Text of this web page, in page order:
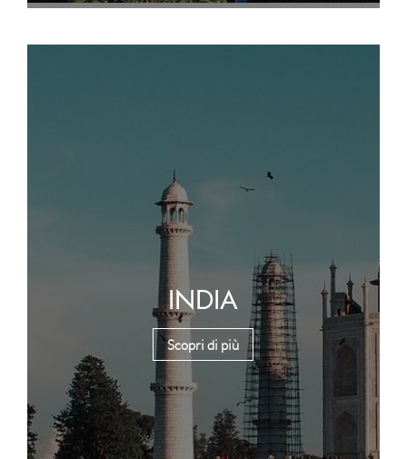
INDIA
Scopri di più